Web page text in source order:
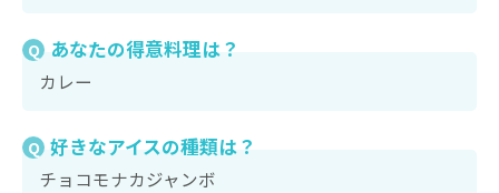
Q あなたの得意料理は？
カレー
Q 好きなアイスの種類は？
チョコモナカジャンボ